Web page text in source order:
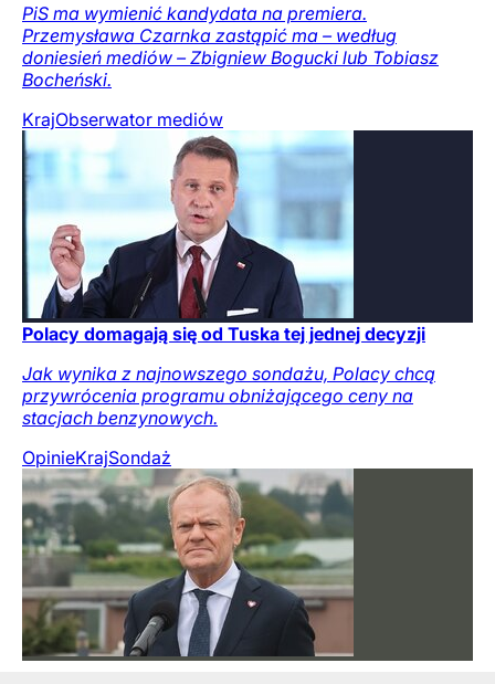
PiS ma wymienić kandydata na premiera.
Przemysława Czarnka zastąpić ma – według
doniesień mediów – Zbigniew Bogucki lub Tobiasz
Bocheński.
KrajObserwator mediów
Polacy domagają się od Tuska tej jednej decyzji
Jak wynika z najnowszego sondażu, Polacy chcą
przywrócenia programu obniżającego ceny na
stacjach benzynowych.
OpinieKrajSondaż